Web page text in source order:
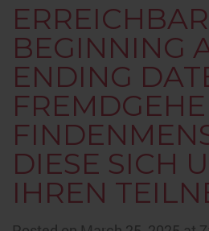
ERREICHBAR
BEGINNING
ENDING
DIESE SICH
IHREN